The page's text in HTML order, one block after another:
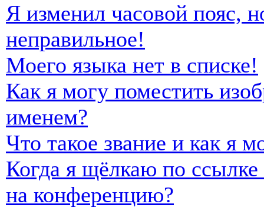
Я изменил часовой пояс,
неправильное!
Моего языка нет в списке!
Как я могу поместить
именем?
Что такое звание и как я
Когда я щёлкаю по
на конференцию?